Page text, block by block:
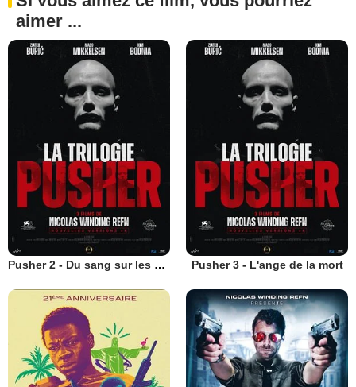
aimer ...
Pusher 2 - Du sang sur les mains Pusher 3 - L'ange de la mort